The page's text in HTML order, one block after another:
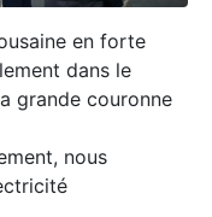
en forte
dans le
grande couronne
nous